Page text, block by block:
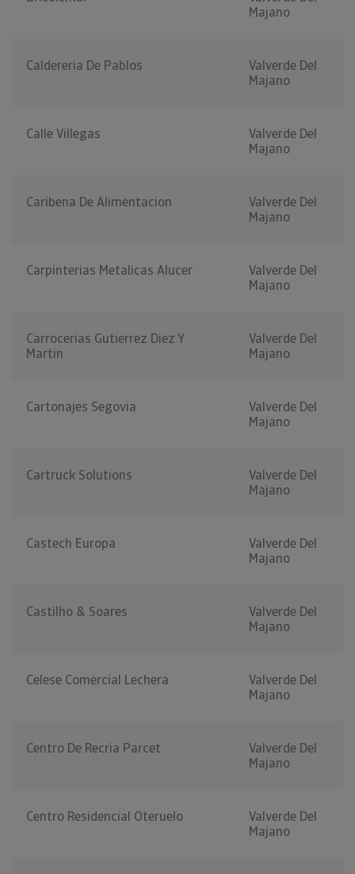
Majano
Caldereria De Pablos
Valverde Del
Majano
Calle Villegas
Valverde Del
Majano
Caribena De Alimentacion
Valverde Del
Majano
Carpinterias Metalicas Alucer
Valverde Del
Majano
Carrocerias Gutierrez Diez Y
Martin
Valverde Del
Majano
Cartonajes Segovia
Valverde Del
Majano
Cartruck Solutions
Valverde Del
Majano
Castech Europa
Valverde Del
Majano
Castilho & Soares
Valverde Del
Majano
Celese Comercial Lechera
Valverde Del
Majano
Centro De Recria Parcet
Valverde Del
Majano
Centro Residencial Oteruelo
Valverde Del
Majano